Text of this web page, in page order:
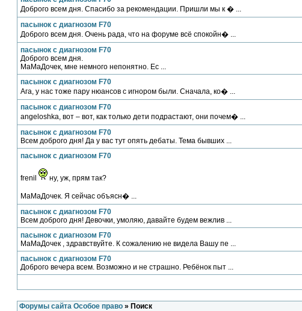
Доброго всем дня. Спасибо за рекомендации. Пришли мы к � ...
пасынок с диагнозом F70
Доброго всем дня. Очень рада, что на форуме всё спокойн� ...
пасынок с диагнозом F70
Доброго всем дня.
МаМаДочек, мне немного непонятно. Ес ...
пасынок с диагнозом F70
Ага, у нас тоже пару нюансов с игнором были. Сначала, ко� ...
пасынок с диагнозом F70
angeloshka, вот – вот, как только дети подрастают, они почем� ...
пасынок с диагнозом F70
Всем доброго дня! Да у вас тут опять дебаты. Тема бывших ...
пасынок с диагнозом F70
frenil ну, уж, прям так?
МаМаДочек. Я сейчас объясн� ...
пасынок с диагнозом F70
Всем доброго дня! Девочки, умоляю, давайте будем вежлив ...
пасынок с диагнозом F70
МаМаДочек , здравствуйте. К сожалению не видела Вашу пе ...
пасынок с диагнозом F70
Доброго вечера всем. Возможно и не страшно. Ребёнок пыт ...
Форумы сайта Особое право » Поиск